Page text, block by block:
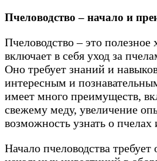
Пчеловодство – начало и
Пчеловодство – это полезное
включает в себя уход за
Оно требует знаний и
интересным и
имеет много преимуществ,
свежему меду, увеличение
возможность узнать о
Начало пчеловодства